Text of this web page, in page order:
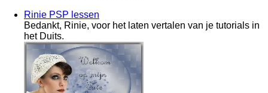
Rinie PSP lessen
Bedankt, Rinie, voor het laten vertalen van je tutorials in
het Duits.